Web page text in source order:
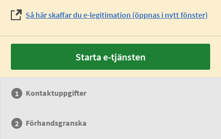
Så här skaffar du e-legitimation (öppnas i nytt fönster)
Starta e-tjänsten
Kontaktuppgifter
Förhandsgranska